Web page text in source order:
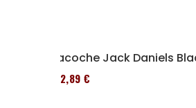
Sacoche Jack Daniels
152,89 €